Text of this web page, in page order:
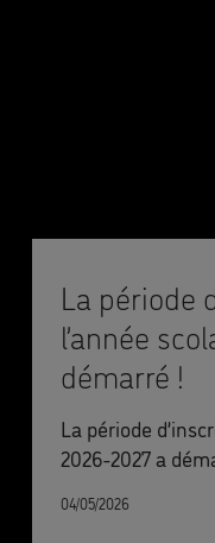
La période
l’année
démarré !
La période
2026-2027 a
04/05/2026